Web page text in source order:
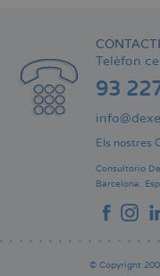
Telèfon
93
Els nostres
Consultorio
Barcelona.
© Copyright